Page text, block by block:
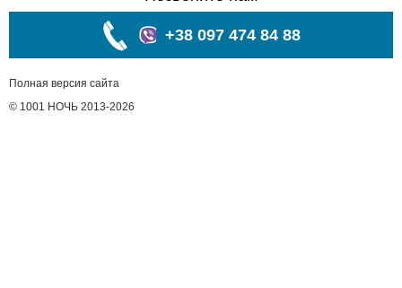
+38 097 474 84 88
Полная версия сайта
© 1001 НОЧЬ 2013-2026